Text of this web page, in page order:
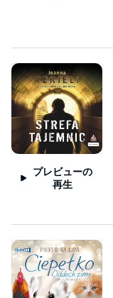
プレビューの
再生